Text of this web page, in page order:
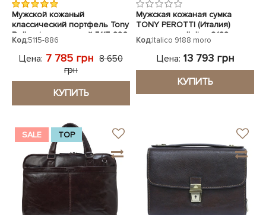
Мужской кожаный
классический портфель Tony
Bellucci коричневый 5115-886
Код:5115-886
Цена: 7 785 грн 8 650
грн
КУПИТЬ
Мужская кожаная сумка
TONY PEROTTI (Италия)
коричневая Italico 9188 moro
Код:Italico 9188 moro
Цена: 13 793 грн
КУПИТЬ
SALE TOP